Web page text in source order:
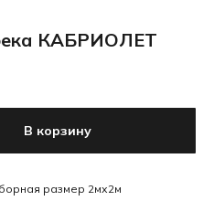
КАБРИОЛЕТ
В корзину
размер 2мх2м